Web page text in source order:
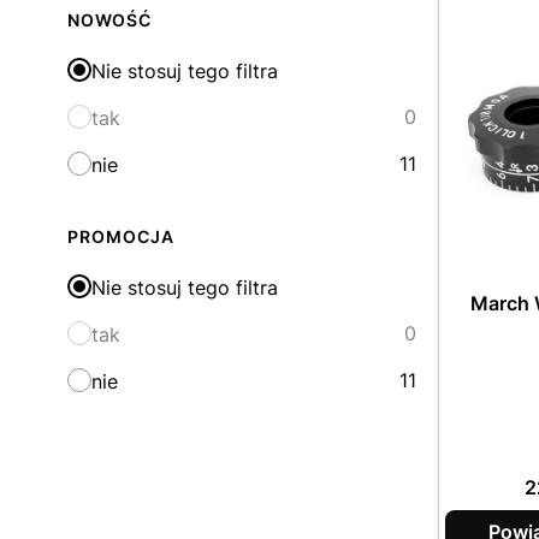
NOWOŚĆ
Nie stosuj tego filtra
tak
0
nie
11
PROMOCJA
Nie stosuj tego filtra
tak
0
nie
11
March